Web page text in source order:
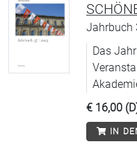
Jahrbuch
Das
€ 16,00
IN